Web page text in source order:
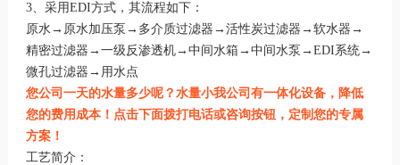
3、采用EDI方式，其流程如下：
原水→原水加压泵→多介质过滤器→活性炭过滤器→软水器→
精密过滤器→一级反渗透机→中间水箱→中间水泵→EDI系统→
微孔过滤器→用水点
您公司一天的水量多少呢？水量小我公司有一体化设备，降低
您的费用成本！点击下面拨打电话或咨询按钮，定制您的专属
方案！
工艺简介：